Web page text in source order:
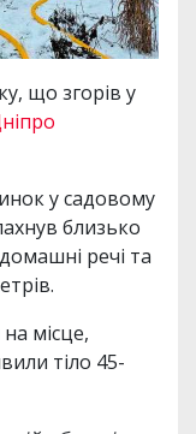
що згорів у
у садовому
близько
речі та
місце,
тіло 45-